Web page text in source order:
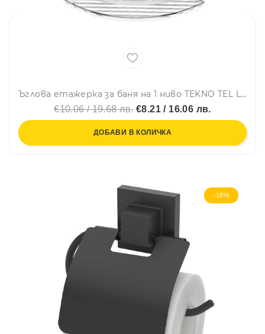
Ъглова етажерка за баня на 1 ниво TEKNO TEL LM 007, 24х24х11 см, Закрепване с дюбел, Сребрист
€10.06 / 19.68 лв.€8.21 / 16.06 лв.
ДОБАВИ В КОЛИЧКА
-18%